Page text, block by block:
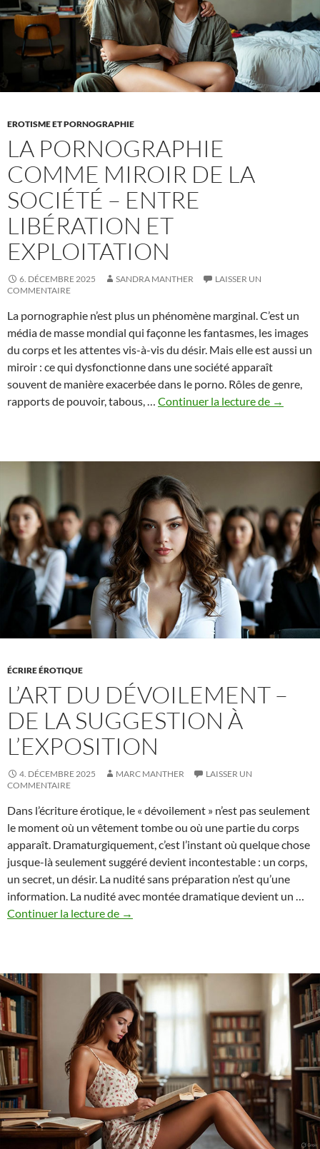
EROTISME ET PORNOGRAPHIE
LA PORNOGRAPHIE
COMME MIROIR DE LA
SOCIÉTÉ – ENTRE
LIBÉRATION ET
EXPLOITATION
6. DÉCEMBRE 2025 SANDRA MANTHER
LAISSER UN
COMMENTAIRE
La pornographie n’est plus un phénomène marginal. C’est un
média de masse mondial qui façonne les fantasmes, les images
du corps et les attentes vis-à-vis du désir. Mais elle est aussi un
miroir : ce qui dysfonctionne dans une société apparaît
souvent de manière exacerbée dans le porno. Rôles de genre,
rapports de pouvoir, tabous, … Continuer la lecture de La
société
–
entre
libération
et
→
ÉCRIRE ÉROTIQUE
L’ART DU DÉVOILEMENT –
DE LA SUGGESTION À
L’EXPOSITION
4. DÉCEMBRE 2025 MARC MANTHER
LAISSER UN
COMMENTAIRE
Dans l’écriture érotique, le « dévoilement » n’est pas seulement
le moment où un vêtement tombe ou où une partie du corps
apparaît. Dramaturgiquement, c’est l’instant où quelque chose
jusque-là seulement suggéré devient incontestable : un corps,
un secret, un désir. La nudité sans préparation n’est qu’une
information. La nudité avec montée dramatique devient un …
Continuer la lecture de L’art
de
la
suggestion
à
l’exposition
→